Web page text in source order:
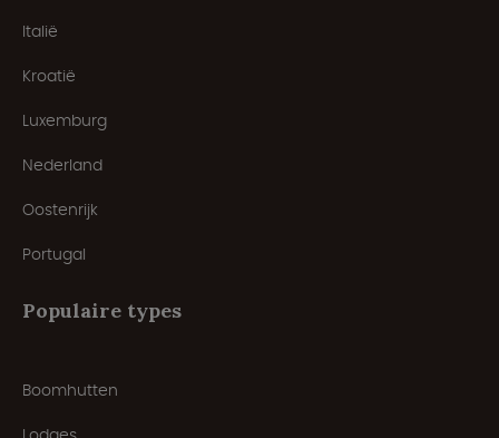
Italië
Kroatië
Luxemburg
Nederland
Oostenrijk
Portugal
Populaire types
Boomhutten